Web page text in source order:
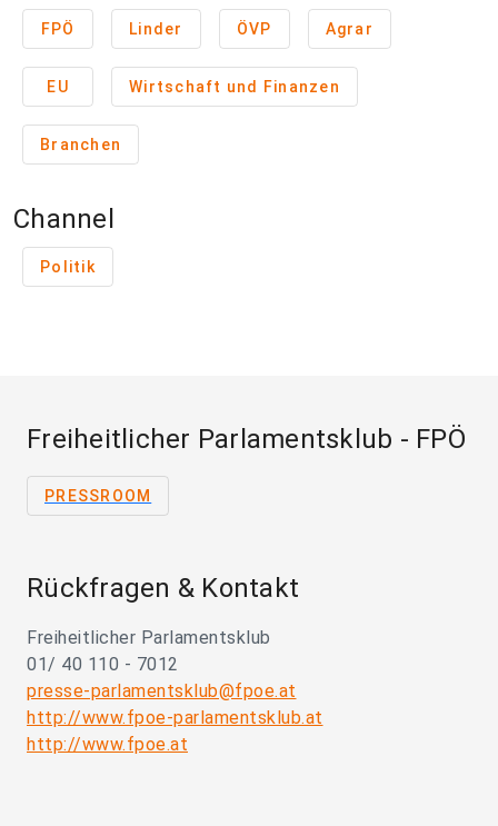
FPÖ Linder ÖVP Agrar
EU Wirtschaft und Finanzen
Branchen
Channel
Politik
Freiheitlicher Parlamentsklub - FPÖ
PRESSROOM
Rückfragen & Kontakt
Freiheitlicher Parlamentsklub
01/ 40 110 - 7012
presse-parlamentsklub@fpoe.at
http://www.fpoe-parlamentsklub.at
http://www.fpoe.at